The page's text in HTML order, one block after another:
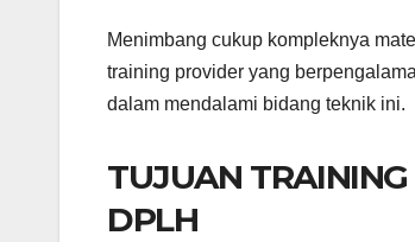
Menimbang cukup kompleknya
training provider yang
dalam mendalami bidang teknik ini.
TUJUAN
DPLH